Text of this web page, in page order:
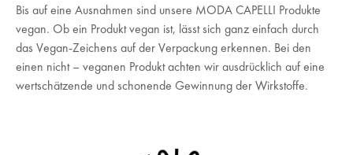
Bis auf eine Ausnahmen sind unsere MODA CAPELLI Produkte
vegan. Ob ein Produkt vegan ist, lässt sich ganz einfach durch
das Vegan-Zeichens auf der Verpackung erkennen. Bei den
einen nicht – veganen Produkt achten wir ausdrücklich auf eine
wertschätzende und schonende Gewinnung der Wirkstoffe.